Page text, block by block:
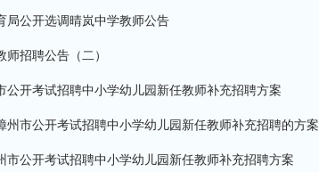
局公开选调晴岚中学教师公告
招聘公告（二）
开考试招聘中小学幼儿园新任教师补充招聘方案
市公开考试招聘中小学幼儿园新任教师补充招聘的方案
公开考试招聘中小学幼儿园新任教师补充招聘方案